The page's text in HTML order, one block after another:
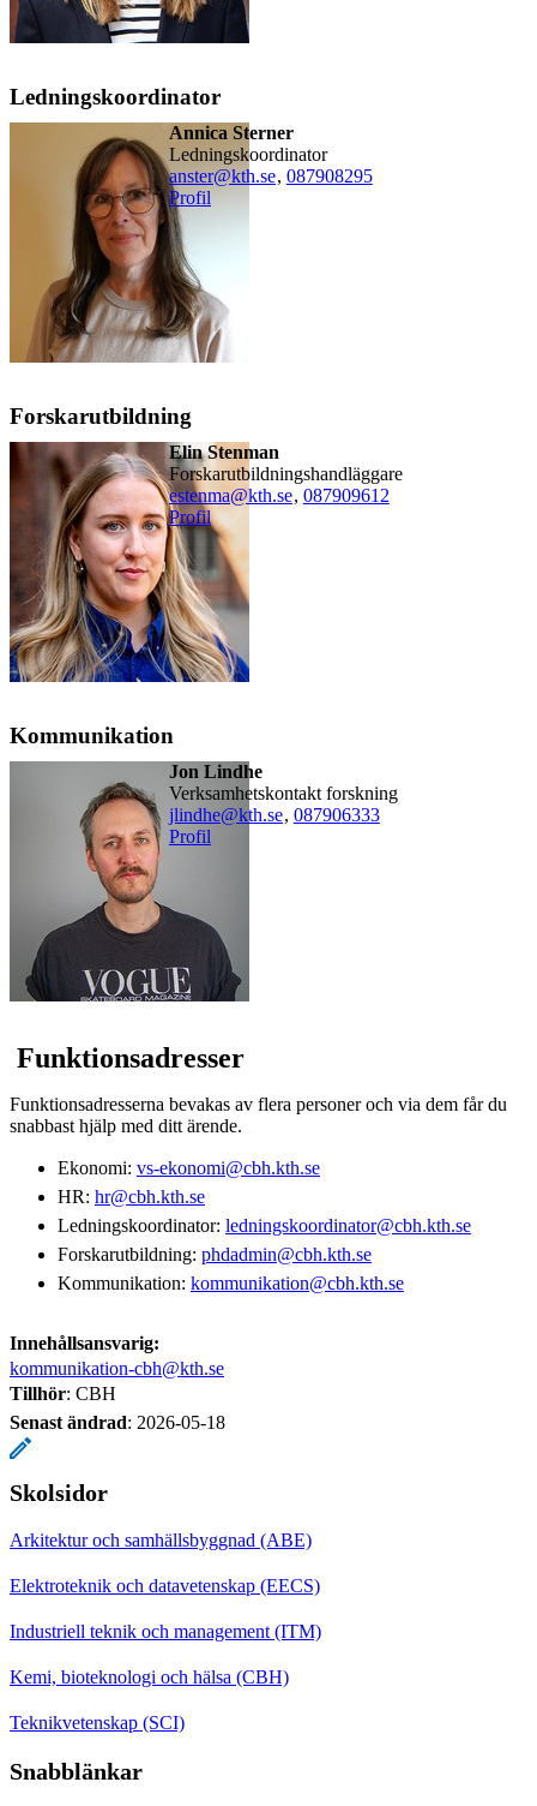
Ledningskoordinator
Annica Sterner
ledningskoordinator
anster@kth.se, 087908295
Profil
Forskarutbildning
Elin Stenman
forskarutbildningshandläggare
estenma@kth.se, 087909612
Profil
Kommunikation
Jon Lindhe
Verksamhetskontakt forskning
jlindhe@kth.se, 087906333
Profil
Funktionsadresser
Funktionsadresserna bevakas av flera personer och via dem får du
snabbast hjälp med ditt ärende.
Ekonomi: vs-ekonomi@cbh.kth.se
HR: hr@cbh.kth.se
Ledningskoordinator: ledningskoordinator@cbh.kth.se
Forskarutbildning: phdadmin@cbh.kth.se
Kommunikation: kommunikation@cbh.kth.se
Innehållsansvarig:
kommunikation-cbh@kth.se
Tillhör: CBH
Senast ändrad: 2026-05-18
Skolsidor
Arkitektur och samhällsbyggnad (ABE)
Elektroteknik och datavetenskap (EECS)
Industriell teknik och management (ITM)
Kemi, bioteknologi och hälsa (CBH)
Teknikvetenskap (SCI)
Snabblänkar